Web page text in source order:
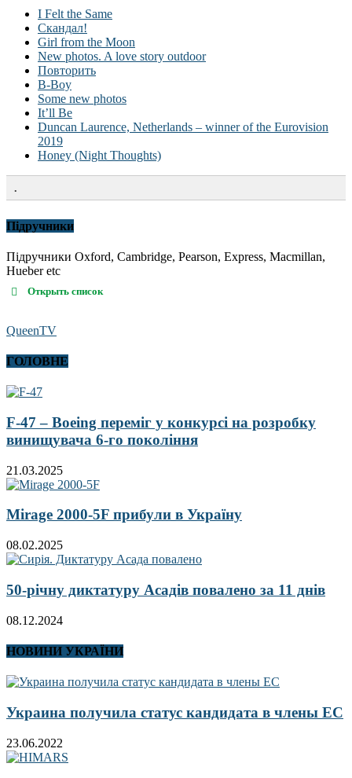
I Felt the Same
Скандал!
Girl from the Moon
New photos. A love story outdoor
Повторить
B-Boy
Some new photos
It’ll Be
Duncan Laurence, Netherlands – winner of the Eurovision
2019
Honey (Night Thoughts)
.
Підручники
Підручники Oxford, Cambridge, Pearson, Express, Macmillan,
Hueber etc
Открыть список
QueenTV
ГОЛОВНЕ
F-47 – Boeing переміг у конкурсі на розробку
винищувача 6-го покоління
21.03.2025
Mirage 2000-5F прибули в Україну
08.02.2025
50-річну диктатуру Асадів повалено за 11 днів
08.12.2024
НОВИНИ УКРАЇНИ
Украина получила статус кандидата в члены ЕС
23.06.2022